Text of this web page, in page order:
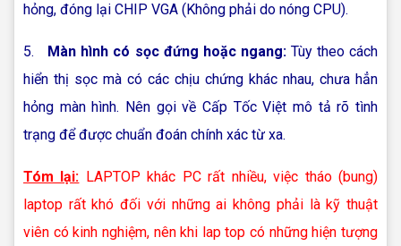
hỏng, đóng lại CHIP VGA (Không phải do nóng CPU).
5. Màn hình có sọc đứng hoặc ngang: Tùy theo cách
hiển thị sọc mà có các chịu chứng khác nhau, chưa hẳn
hỏng màn hình. Nên gọi về Cấp Tốc Việt mô tả rõ tình
trạng để được chuẩn đoán chính xác từ xa.
Tóm lại: LAPTOP khác PC rất nhiều, việc tháo (bung)
laptop rất khó đối với những ai không phải là kỹ thuật
viên có kinh nghiệm, nên khi lap top có những hiện tượng